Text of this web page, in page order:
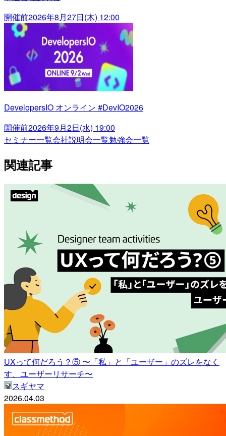
開催前2026年8月27日(木) 12:00
DevelopersIO オンライン #DevIO2026
開催前2026年9月2日(水) 19:00
セミナー一覧会社説明会一覧勉強会一覧
関連記事
UXって何だろう？⑤ 〜「私」と「ユーザー」のズレをなく
す、ユーザーリサーチ〜
スギヤマ
2026.04.03